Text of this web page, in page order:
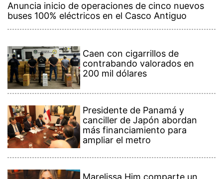
Anuncia inicio de operaciones de cinco nuevos
buses 100% eléctricos en el Casco Antiguo
Caen con cigarrillos de
contrabando valorados en
200 mil dólares
Presidente de Panamá y
canciller de Japón abordan
más financiamiento para
ampliar el metro
Marelissa Him comparte un